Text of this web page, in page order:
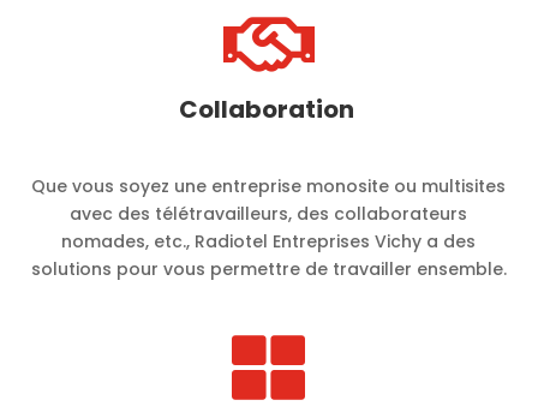

Collaboration
Que vous soyez une entreprise monosite ou multisites
avec des télétravailleurs, des collaborateurs
nomades, etc., Radiotel Entreprises Vichy a des
solutions pour vous permettre de travailler ensemble.
